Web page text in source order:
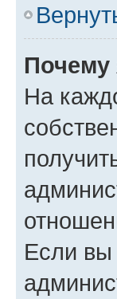
Почему
На
Если вы